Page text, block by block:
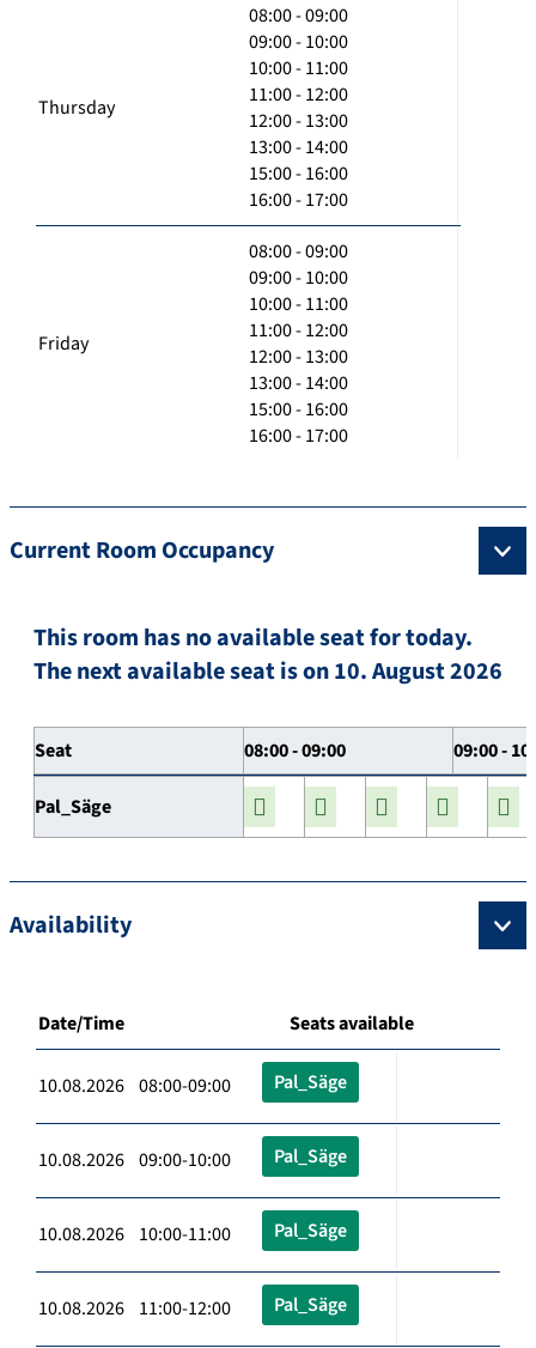
Thursday
08:00 - 09:00
09:00 - 10:00
10:00 - 11:00
11:00 - 12:00
12:00 - 13:00
13:00 - 14:00
15:00 - 16:00
16:00 - 17:00
Friday
08:00 - 09:00
09:00 - 10:00
10:00 - 11:00
11:00 - 12:00
12:00 - 13:00
13:00 - 14:00
15:00 - 16:00
16:00 - 17:00
Current Room Occupancy
This room has no available seat for today.
The next available seat is on 10. August 2026
Seat 08:00 - 09:00 09:00 -
Pal_Säge
Availability
Date/Time Seats available
10.08.2026 08:00-09:00 Pal_Säge
10.08.2026 09:00-10:00 Pal_Säge
10.08.2026 10:00-11:00 Pal_Säge
10.08.2026 11:00-12:00 Pal_Säge